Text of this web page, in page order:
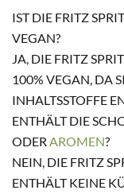
IST DIE FRITZ
VEGAN?
JA, DIE FRITZ
100% VEGAN, DA
INHALTSSTOFFE
ENTHÄLT DIE
DER AROMEN?
NEIN, DIE FRITZ
ENTHÄLT KEINE